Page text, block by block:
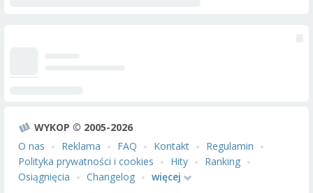
WYKOP © 2005-2026
O nas
Reklama FAQ Kontakt
Regulamin
Polityka prywatności i cookies
Hity
Ranking
Osiągnięcia
Changelog więcej